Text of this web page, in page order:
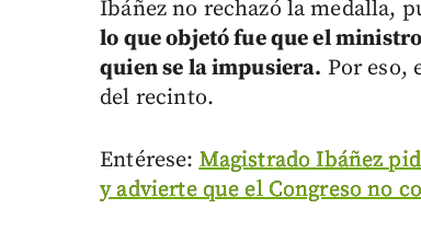
Ibáñez no rechazó la medalla,
lo que objetó fue que el
quien se la impusiera. Por eso,
del recinto.
Entérese:Magistrado Ibáñez
y advierte que el Congreso no